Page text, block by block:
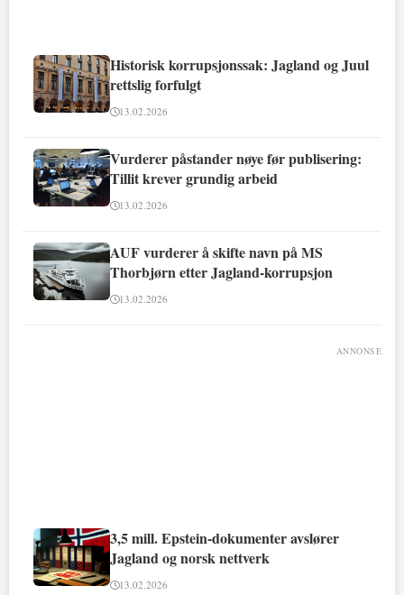
Historisk korrupsjonssak: Jagland og Juul
rettslig forfulgt
13.02.2026
Vurderer påstander nøye før publisering:
Tillit krever grundig arbeid
13.02.2026
AUF vurderer å skifte navn på MS
Thorbjørn etter Jagland-korrupsjon
13.02.2026
ANNONSE
3,5 mill. Epstein-dokumenter avslører
Jagland og norsk nettverk
13.02.2026